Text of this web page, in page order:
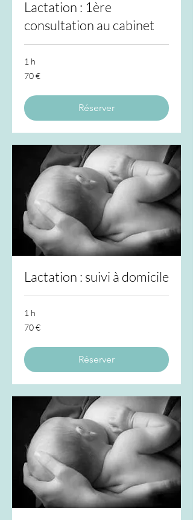
Lactation : 1ère
consultation au cabinet
1 h
70
euros
70 €
Réserver
Lactation : suivi à domicile
1 h
70
euros
70 €
Réserver